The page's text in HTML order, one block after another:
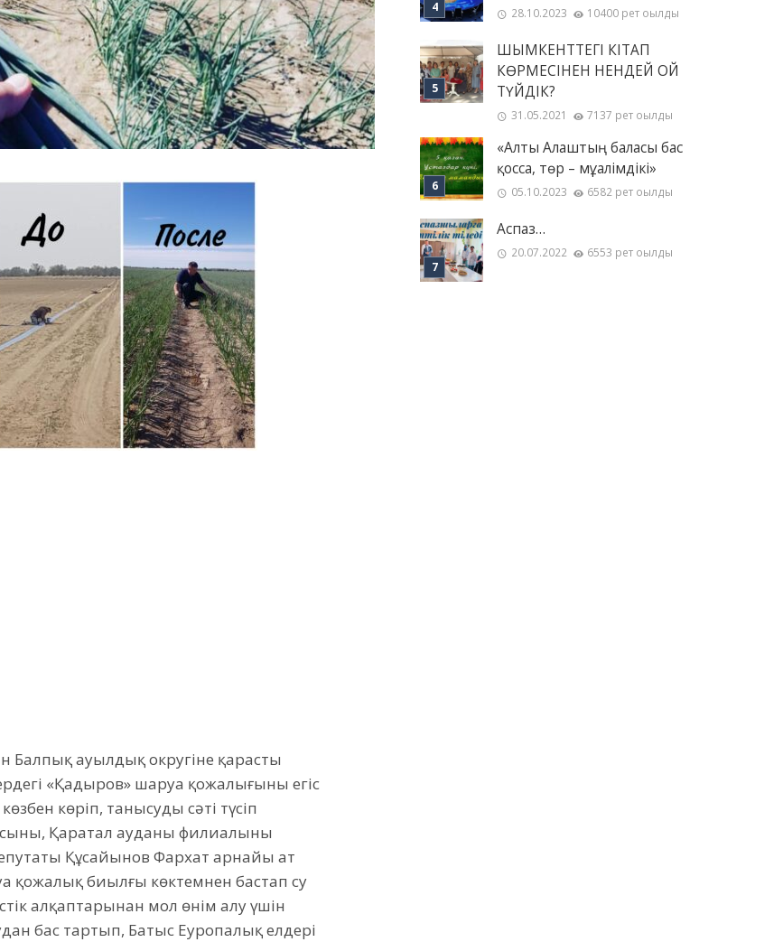
Балпық ауылдық округіне қарасты
«Қадыров» шаруа қожалығының егіс
көріп, танысудың сәті түсіп
Қаратал ауданы филиалының
Құсайынов Фархат арнайы ат
биылғы көктемнен бастап су
алқаптарынан мол өнім алу үшін
бас тартып, Батыс Еуропалық елдері
28.10.2023 10400 рет оқылды
ШЫМКЕНТТЕГІ КІТАП
КӨРМЕСІНЕН НЕНДЕЙ ОЙ
ТҮЙДІК?
31.05.2021 7137 рет оқылды
«Алты Алаштың баласы бас
қосса, төр – мұғалімдікі»
05.10.2023 6582 рет оқылды
Аспаз…
20.07.2022 6553 рет оқылды